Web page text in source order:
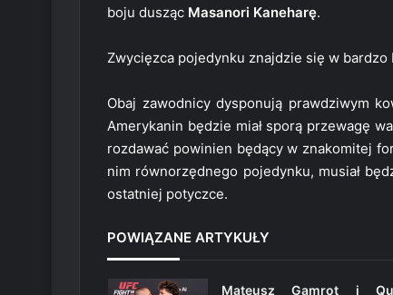
boju dusząc Masanori Kaneharę.
Zwycięzca pojedynku znajdzie się w
Obaj zawodnicy dysponują prawdziwym
Amerykanin będzie miał sporą przewagę
rozdawać powinien będący w znakomitej
nim równorzędnego pojedynku, musiał
ostatniej potyczce.
POWIĄZANE ARTYKUŁY
Mateusz Gamrot i